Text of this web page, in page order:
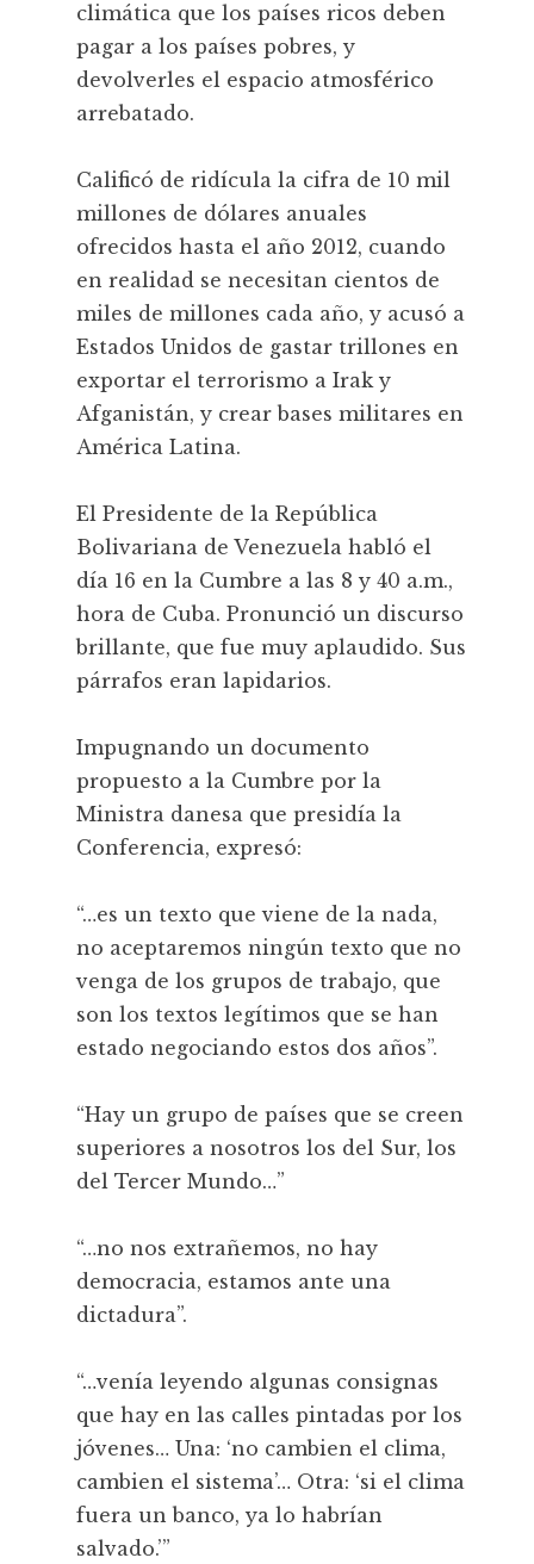
climática que los países ricos deben
pagar a los países pobres, y
devolverles el espacio atmosférico
arrebatado.
Calificó de ridícula la cifra de 10 mil
millones de dólares anuales
ofrecidos hasta el año 2012, cuando
en realidad se necesitan cientos de
miles de millones cada año, y acusó a
Estados Unidos de gastar trillones en
exportar el terrorismo a Irak y
Afganistán, y crear bases militares en
América Latina.
El Presidente de la República
Bolivariana de Venezuela habló el
día 16 en la Cumbre a las 8 y 40 a.m.,
hora de Cuba. Pronunció un discurso
brillante, que fue muy aplaudido. Sus
párrafos eran lapidarios.
Impugnando un documento
propuesto a la Cumbre por la
Ministra danesa que presidía la
Conferencia, expresó:
“…es un texto que viene de la nada,
no aceptaremos ningún texto que no
venga de los grupos de trabajo, que
son los textos legítimos que se han
estado negociando estos dos años”.
“Hay un grupo de países que se creen
superiores a nosotros los del Sur, los
del Tercer Mundo…”
“…no nos extrañemos, no hay
democracia, estamos ante una
dictadura”.
“…venía leyendo algunas consignas
que hay en las calles pintadas por los
jóvenes… Una: ‘no cambien el clima,
cambien el sistema’… Otra: ‘si el clima
fuera un banco, ya lo habrían
salvado.’”